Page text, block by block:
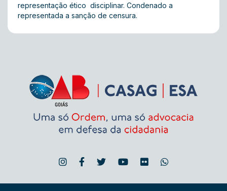
representação ético  disciplinar. Condenado a
representada a sanção de censura.